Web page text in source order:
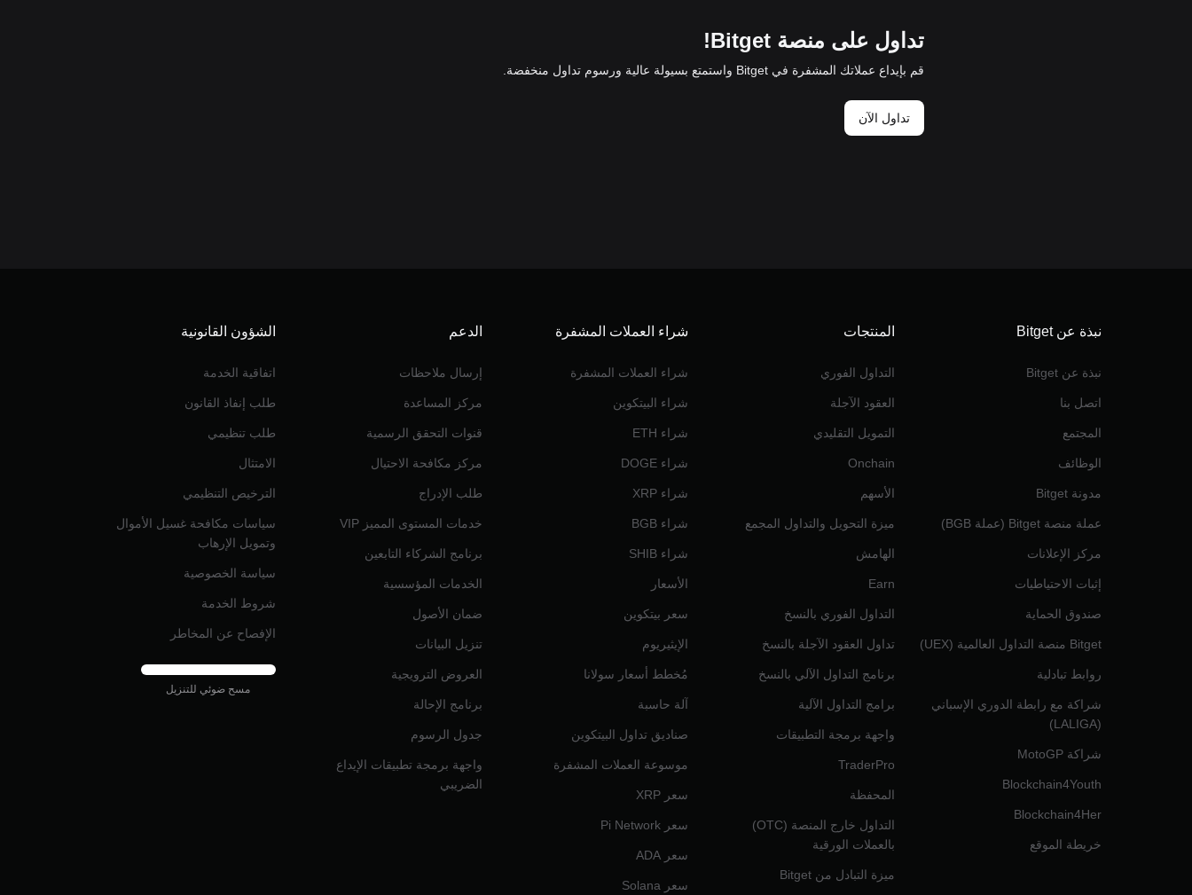
تداول على منصة Bitget!
قم بإيداع عملاتك المشفرة في Bitget واستمتع بسيولة عالية ورسوم تداول منخفضة.
تداول الآن
نبذة عن Bitget
نبذة عن Bitget
اتصل بنا
المجتمع
الوظائف
مدونة Bitget
عملة منصة Bitget (عملة BGB)
مركز الإعلانات
إثبات الاحتياطيات
صندوق الحماية
Bitget منصة التداول العالمية (UEX)
روابط تبادلية
شراكة مع رابطة الدوري الإسباني
(LALIGA)
شراكة MotoGP
Blockchain4Youth
Blockchain4Her
خريطة الموقع
المنتجات
التداول الفوري
العقود الآجلة
التمويل التقليدي
Onchain
الأسهم
ميزة التحويل والتداول المجمع
الهامش
Earn
التداول الفوري بالنسخ
تداول العقود الآجلة بالنسخ
برنامج التداول الآلي بالنسخ
برامج التداول الآلية
واجهة برمجة التطبيقات
TraderPro
المحفظة
التداول خارج المنصة (OTC)
بالعملات الورقية
ميزة التبادل من Bitget
شراء العملات المشفرة
شراء العملات المشفرة
شراء البيتكوين
شراء ETH
شراء DOGE
شراء XRP
شراء BGB
شراء SHIB
الأسعار
سعر بيتكوين
الإيثيريوم
مُخطط أسعار سولانا
آلة حاسبة
صناديق تداول البيتكوين
موسوعة العملات المشفرة
سعر XRP
سعر Pi Network
سعر ADA
سعر Solana
الدعم
إرسال ملاحظات
مركز المساعدة
قنوات التحقق الرسمية
مركز مكافحة الاحتيال
طلب الإدراج
خدمات المستوى المميز VIP
برنامج الشركاء التابعين
الخدمات المؤسسية
ضمان الأصول
تنزيل البيانات
العروض الترويجية
برنامج الإحالة
جدول الرسوم
واجهة برمجة تطبيقات الإيداع
الضريبي
الشؤون القانونية
اتفاقية الخدمة
طلب إنفاذ القانون
طلب تنظيمي
الامتثال
الترخيص التنظيمي
سياسات مكافحة غسيل الأموال
وتمويل الإرهاب
سياسة الخصوصية
شروط الخدمة
الإفصاح عن المخاطر
مسح ضوئي للتنزيل